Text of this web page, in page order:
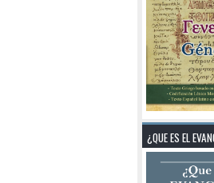
¿QUE ES EL